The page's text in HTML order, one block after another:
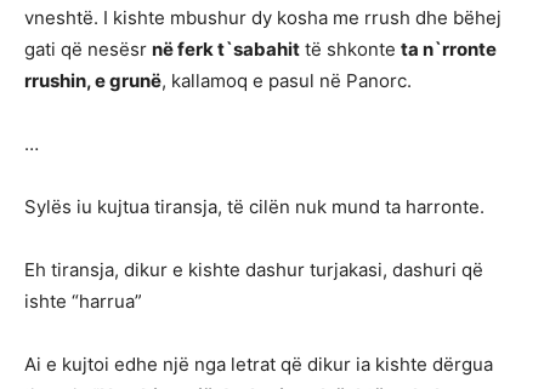
vneshtë. I kishte mbushur dy kosha me rrush dhe bëhej
gati që nesësr në ferk t`sabahit të shkonte ta n`rronte
rrushin, e grunë, kallamoq e pasul në Panorc.
…
Sylës iu kujtua tiransja, të cilën nuk mund ta harronte.
Eh tiransja, dikur e kishte dashur turjakasi, dashuri që
ishte “harrua”
Ai e kujtoi edhe një nga letrat që dikur ia kishte dërgua